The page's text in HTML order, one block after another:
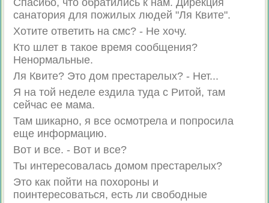
Спасибо, что обратились к нам. Дирекция
санатория для пожилых людей "Ля Квите".
Хотите ответить на смс? - Не хочу.
Кто шлет в такое время сообщения?
Ненормальные.
Ля Квите? Это дом престарелых? - Нет...
Я на той неделе ездила туда с Ритой, там
сейчас ее мама.
Там шикарно, я все осмотрела и попросила
еще информацию.
Вот и все. - Вот и все?
Ты интересовалась домом престарелых?
Это как пойти на похороны и
поинтересоваться, есть ли свободные